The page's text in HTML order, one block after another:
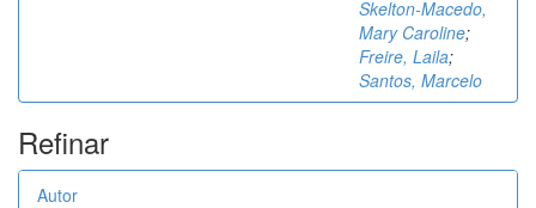
Skelton-Macedo,
Mary Caroline;
Freire, Laila;
Santos, Marcelo
Refinar
Autor